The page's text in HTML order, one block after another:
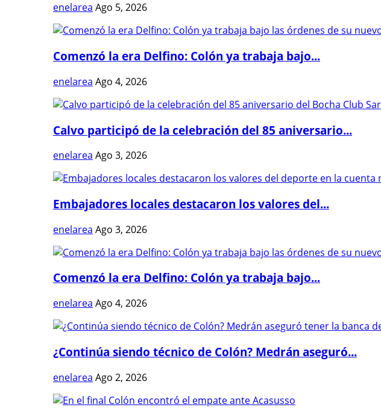
enelarea Ago 5, 2026
Comenzó la era Delfino: Colón ya trabaja bajo...
enelarea Ago 4, 2026
Calvo participó de la celebración del 85 aniversario...
enelarea Ago 3, 2026
Embajadores locales destacaron los valores del...
enelarea Ago 3, 2026
Comenzó la era Delfino: Colón ya trabaja bajo...
enelarea Ago 4, 2026
¿Continúa siendo técnico de Colón? Medrán aseguró...
enelarea Ago 2, 2026